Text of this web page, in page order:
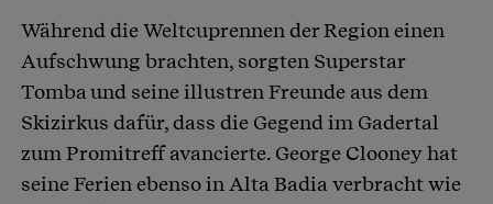
Während die Weltcuprennen der Region einen
Aufschwung brachten, sorgten Superstar
Tomba und seine illustren Freunde aus dem
Skizirkus dafür, dass die Gegend im Gadertal
zum Promitreff avancierte. George Clooney hat
seine Ferien ebenso in Alta Badia verbracht wie